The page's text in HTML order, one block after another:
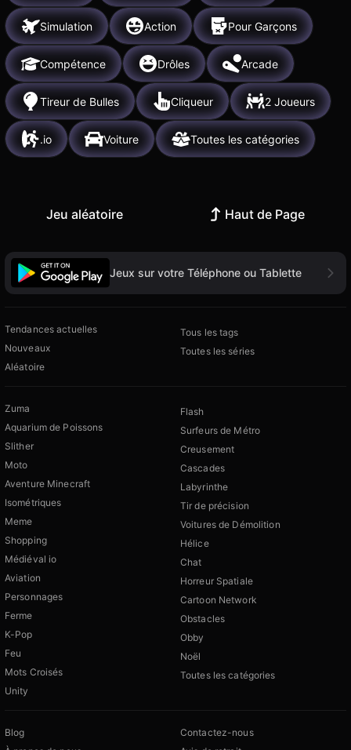
Simulation Action Pour Garçons
Compétence Drôles Arcade
Tireur de Bulles Cliqueur 2 Joueurs
.io Voiture Toutes les catégories
Jeu aléatoire Haut de Page
Jeux sur votre Téléphone ou Tablette
Tendances actuelles
Nouveaux
Aléatoire
Tous les tags
Toutes les séries
Zuma
Aquarium de Poissons
Slither
Moto
Aventure Minecraft
Isométriques
Meme
Shopping
Médiéval io
Aviation
Personnages
Ferme
K-Pop
Feu
Mots Croisés
Unity
Flash
Surfeurs de Métro
Creusement
Cascades
Labyrinthe
Tir de précision
Voitures de Démolition
Hélice
Chat
Horreur Spatiale
Cartoon Network
Obstacles
Obby
Noël
Toutes les catégories
Blog
Contactez-nous